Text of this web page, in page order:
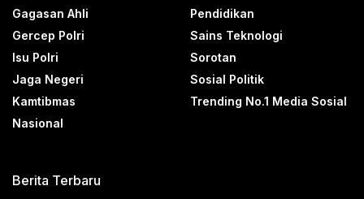
Gagasan Ahli
Gercep Polri
Isu Polri
Jaga Negeri
Kamtibmas
Nasional
Pendidikan
Sains Teknologi
Sorotan
Sosial Politik
Trending No.1 Media Sosial
Berita Terbaru